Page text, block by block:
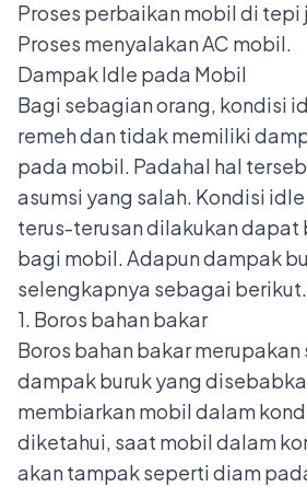
Proses perbaikan mobil di tepi
Proses menyalakan AC mobil.
Dampak Idle pada Mobil
Bagi sebagian orang, kondisi
remeh dan tidak memiliki
pada mobil. Padahal hal
asumsi yang salah. Kondisi
terus-terusan dilakukan dapat
bagi mobil. Adapun dampak
selengkapnya sebagai berikut.
1. Boros bahan bakar
Boros bahan bakar merupakan
dampak buruk yang
membiarkan mobil dalam
diketahui, saat mobil dalam
akan tampak seperti diam